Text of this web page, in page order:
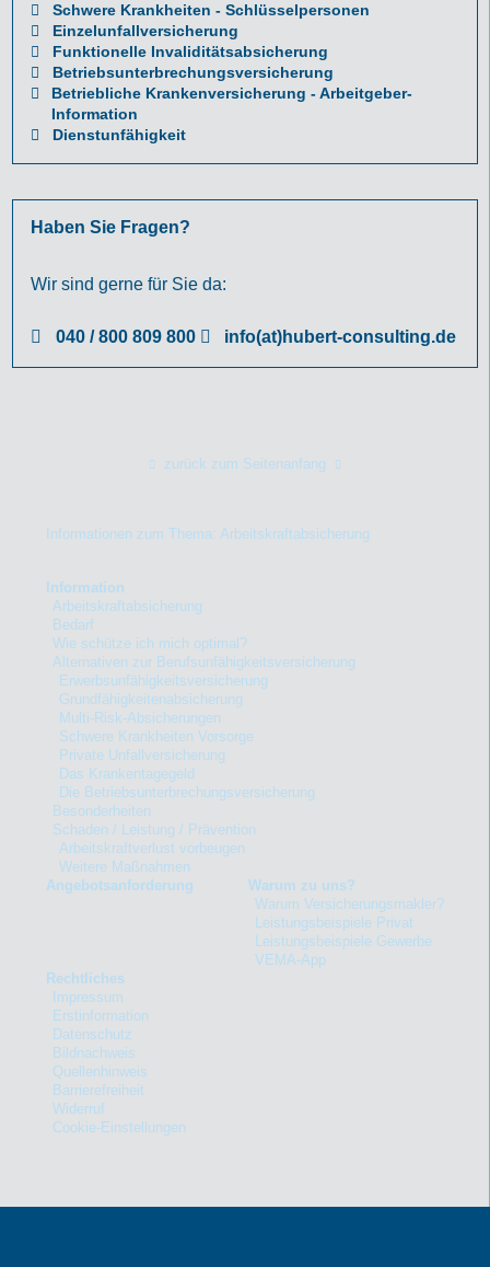
Schwere Krankheiten - Schlüsselpersonen
Einzelunfallversicherung
Funktionelle Invaliditätsabsicherung
Betriebsunterbrechungsversicherung
Betriebliche Krankenversicherung - Arbeitgeber-
Information
Dienstunfähigkeit
Haben Sie Fragen?
Wir sind gerne für Sie da:
040 / 800 809 800 info(at)hubert-consulting.de
zurück zum Seitenanfang
Informationen zum Thema: Arbeitskraftabsicherung
Information
Arbeitskraftabsicherung
Bedarf
Wie schütze ich mich optimal?
Alternativen zur Berufsunfähigkeitsversicherung
Erwerbsunfähigkeitsversicherung
Grundfähigkeitenabsicherung
Multi-Risk-Absicherungen
Schwere Krankheiten Vorsorge
Private Unfallversicherung
Das Krankentagegeld
Die Betriebsunterbrechungsversicherung
Besonderheiten
Schaden / Leistung / Prävention
Arbeitskraftverlust vorbeugen
Weitere Maßnahmen
Angebotsanforderung
Warum zu uns?
Warum Versicherungsmakler?
Leistungsbeispiele Privat
Leistungsbeispiele Gewerbe
VEMA-App
Rechtliches
Impressum
Erstinformation
Datenschutz
Bildnachweis
Quellenhinweis
Barrierefreiheit
Widerruf
Cookie-Einstellungen